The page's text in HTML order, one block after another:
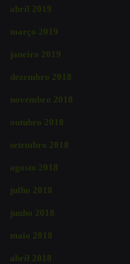
abril 2019
março 2019
janeiro 2019
dezembro 2018
novembro 2018
outubro 2018
setembro 2018
agosto 2018
julho 2018
junho 2018
maio 2018
abril 2018